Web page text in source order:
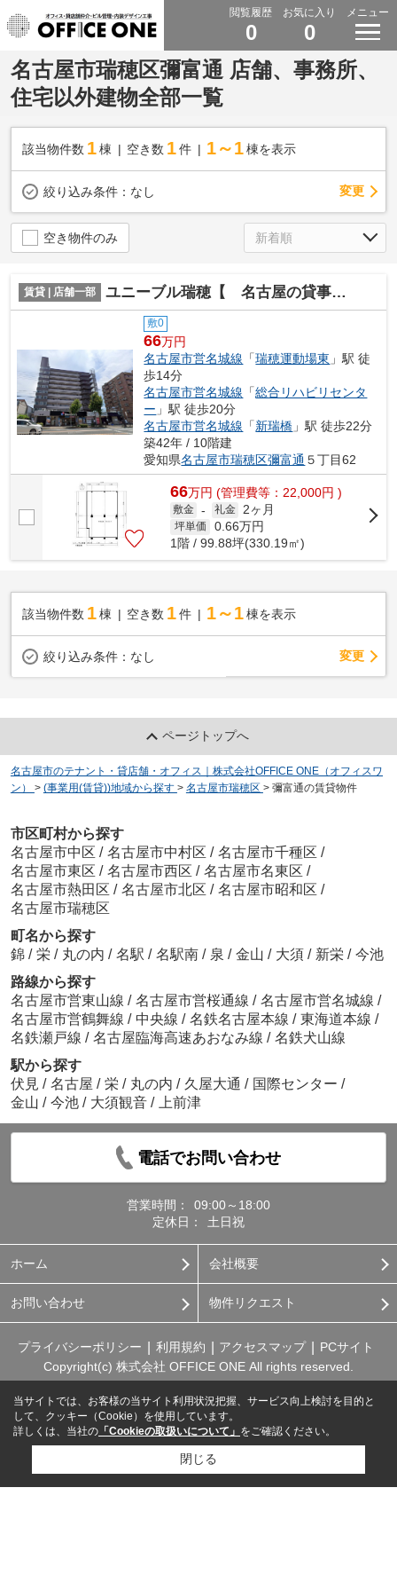
閲覧履歴
0
お気に入り
0
メニュー
名古屋市瑞穂区彌富通 店舗、事務所、
住宅以外建物全部一覧
該当物件数 1棟 空き数 1 件 1～1 棟を表示
絞り込み条件： なし 変更
空き物件のみ
賃貸 | 店舗一部 ユニーブル瑞穂【 名古屋の貸事務所・貸オフィス 】
敷0
66万円
名古屋市営名城線 「瑞穂運動場東 」駅 徒
歩14分
名古屋市営名城線 「総合リハビリセンタ
ー 」駅 徒歩20分
名古屋市営名城線 「新瑞橋 」駅 徒歩22分
築42年 / 10階建
愛知県名古屋市瑞穂区彌富通 ５丁目62
66万円 (管理費等：22,000円 )
敷金 - 礼金 2ヶ月
坪単価 0.66万円
1階 / 99.88坪(330.19㎡)
該当物件数 1棟 空き数 1 件 1～1 棟を表示
絞り込み条件： なし 変更
ページトップへ
名古屋市のテナント・貸店舗・オフィス｜株式会社OFFICE ONE（オフィスワ
ン）
> (事業用(賃貸))地域から探す > 名古屋市瑞穂区 > 彌富通の賃貸物件
市区町村から探す
名古屋市中区 / 名古屋市中村区 / 名古屋市千種区 /
名古屋市東区 / 名古屋市西区 / 名古屋市名東区 /
名古屋市熱田区 / 名古屋市北区 / 名古屋市昭和区 /
名古屋市瑞穂区
町名から探す
錦 / 栄 / 丸の内 / 名駅 / 名駅南 / 泉 / 金山 / 大須 / 新栄 / 今池
路線から探す
名古屋市営東山線 / 名古屋市営桜通線 / 名古屋市営名城線 /
名古屋市営鶴舞線 / 中央線 / 名鉄名古屋本線 / 東海道本線 /
名鉄瀬戸線 / 名古屋臨海高速あおなみ線 / 名鉄犬山線
駅から探す
伏見 / 名古屋 / 栄 / 丸の内 / 久屋大通 / 国際センター /
金山 / 今池 / 大須観音 / 上前津
電話でお問い合わせ
営業時間：
09:00～18:00
定休日：
土日祝
ホーム 会社概要
お問い合わせ 物件リクエスト
プライバシーポリシー 利用規約 アクセスマップ
PCサイト
Copyright(c) 株式会社 OFFICE ONE All rights reserved.
当サイトでは、お客様の当サイト利用状況把握、サービス向上検討を目的と
して、クッキー（Cookie）を使用しています。
詳しくは、当社の 「Cookieの取扱いについて」 をご確認ください。
閉じる